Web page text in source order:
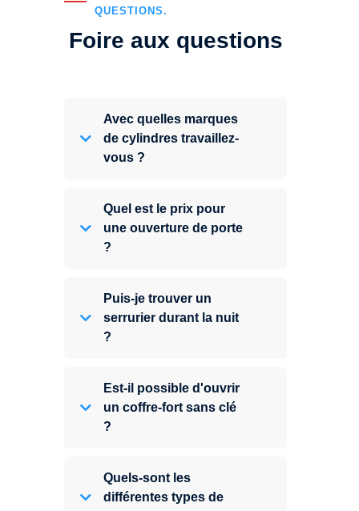
QUESTIONS.
Foire aux questions
Avec quelles marques
de cylindres travaillez-
vous ?
Quel est le prix pour
une ouverture de porte
?
Puis-je trouver un
serrurier durant la nuit
?
Est-il possible d'ouvrir
un coffre-fort sans clé
?
Quels-sont les
différentes types de